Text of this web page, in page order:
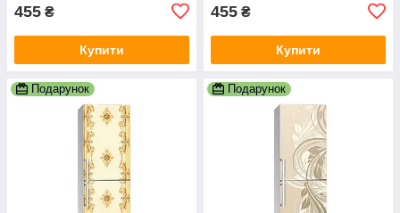
455 ₴
Купити
455 ₴
Купити
Подарунок Подарунок